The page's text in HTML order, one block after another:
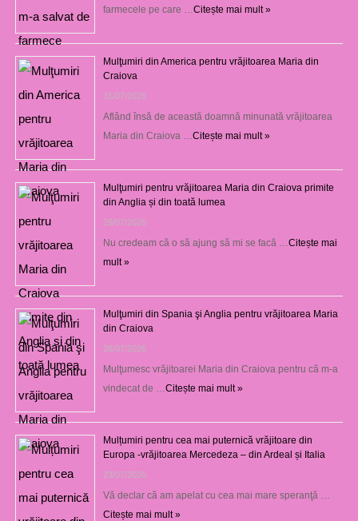
farmecele pe care … Citește mai mult »
Mulţumiri din America pentru vrăjitoarea Maria din
Craiova
31/07/2026
Aflând însă de această doamnă minunată vrăjitoarea
Maria din Craiova … Citește mai mult »
Mulţumiri pentru vrăjitoarea Maria din Craiova primite
din Anglia și din toată lumea
29/07/2026
Nu credeam că o să ajung să mi se facă … Citește mai
mult »
Mulţumiri din Spania şi Anglia pentru vrăjitoarea Maria
din Craiova
28/07/2026
Mulţumesc vrăjitoarei Maria din Craiova pentru că m-a
vindecat de … Citește mai mult »
Mulțumiri pentru cea mai puternică vrăjitoare din
Europa -vrăjitoarea Mercedeza – din Ardeal și Italia
23/07/2026
Vă declar că am apelat cu cea mai mare speranţă …
Citește mai mult »